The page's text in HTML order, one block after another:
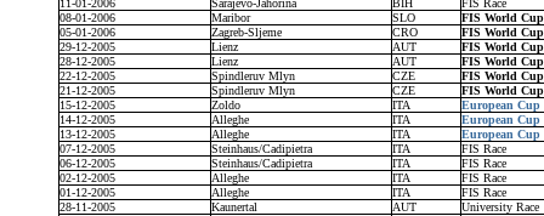
11-01-2006
Sarajevo-Jahorina BIH
FIS Race
08-01-2006
Maribor SLO
FIS World Cup
05-01-2006
Zagreb-Sljeme CRO
FIS World Cup
29-12-2005
Lienz AUT
FIS World Cup
28-12-2005
Lienz AUT
FIS World Cup
22-12-2005
Spindleruv Mlyn CZE
FIS World Cup
21-12-2005
Spindleruv Mlyn CZE
FIS World Cup
15-12-2005
Zoldo ITA
European Cup
14-12-2005
Alleghe ITA
European Cup
13-12-2005
Alleghe ITA
European Cup
07-12-2005
Steinhaus/Cadipietra ITA
FIS Race
06-12-2005
Steinhaus/Cadipietra ITA
FIS Race
02-12-2005
Alleghe ITA
FIS Race
01-12-2005
Alleghe ITA
FIS Race
28-11-2005
Kaunertal AUT
University Race